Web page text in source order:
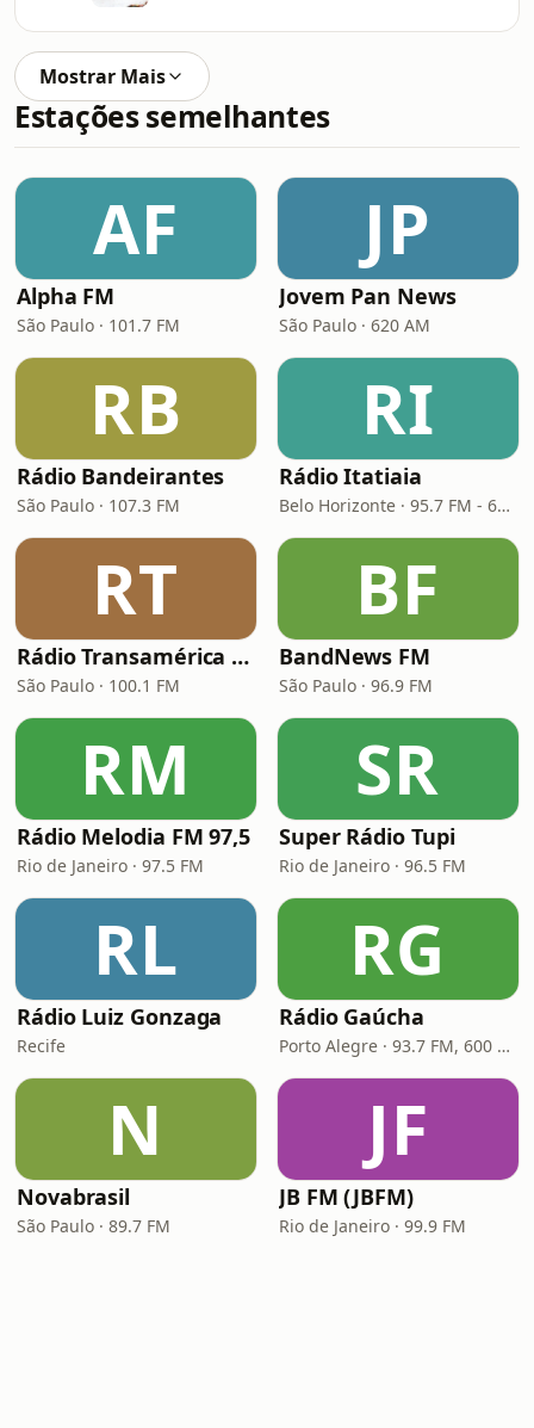
Mostrar Mais
Estações semelhantes
AF
Alpha FM
São Paulo · 101.7 FM
JP
Jovem Pan News
São Paulo · 620 AM
RB
Rádio Bandeirantes
São Paulo · 107.3 FM
RI
Rádio Itatiaia
Belo Horizonte · 95.7 FM - 610 AM
RT
Rádio Transamérica (TMC)
São Paulo · 100.1 FM
BF
BandNews FM
São Paulo · 96.9 FM
RM
Rádio Melodia FM 97,5
Rio de Janeiro · 97.5 FM
SR
Super Rádio Tupi
Rio de Janeiro · 96.5 FM
RL
Rádio Luiz Gonzaga
Recife
RG
Rádio Gaúcha
Porto Alegre · 93.7 FM, 600 AM
N
Novabrasil
São Paulo · 89.7 FM
JF
JB FM (JBFM)
Rio de Janeiro · 99.9 FM